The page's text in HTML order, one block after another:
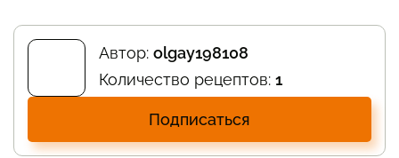
Автор: olgay198108
Количество рецептов: 1
Подписаться